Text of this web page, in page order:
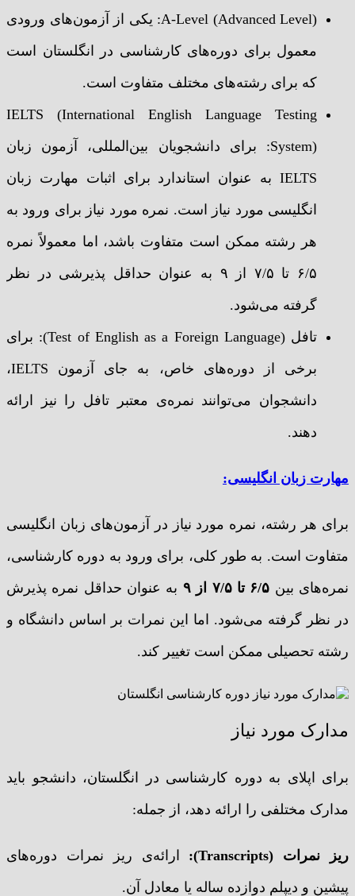
A-Level (Advanced Level): یکی از آزمون‌های ورودی
معمول برای دوره‌های کارشناسی در انگلستان است
که برای رشته‌های مختلف متفاوت است.
IELTS (International English Language Testing
System): برای دانشجویان بین‌المللی، آزمون زبان
IELTS به عنوان استاندارد برای اثبات مهارت زبان
انگلیسی مورد نیاز است. نمره مورد نیاز برای ورود به
هر رشته ممکن است متفاوت باشد، اما معمولاً نمره
۶/۵ تا ۷/۵ از ۹ به عنوان حداقل پذیرشی در نظر
گرفته می‌شود.
تافل (Test of English as a Foreign Language): برای
برخی از دوره‌های خاص، به جای آزمون IELTS،
دانشجوان می‌توانند نمره‌ی معتبر تافل را نیز ارائه
دهند.
مهارت زبان انگلیسی:
برای هر رشته، نمره مورد نیاز در آزمون‌های زبان انگلیسی
متفاوت است. به طور کلی، برای ورود به دوره کارشناسی،
نمره‌های بین ۶/۵ تا ۷/۵ از ۹
به عنوان حداقل نمره پذیرش
در نظر گرفته می‌شود. اما این نمرات بر اساس دانشگاه و
رشته تحصیلی ممکن است تغییر کند.
مدارک مورد نیاز
برای اپلای به دوره کارشناسی در انگلستان، دانشجو باید
مدارک مختلفی را ارائه دهد، از جمله:
ریز نمرات (Transcripts):
ارائه‌ی ریز نمرات دوره‌های
پیشین و دیپلم دوازده ساله یا معادل آن.